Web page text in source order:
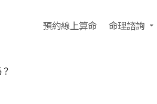
預約線上算命 命理諮詢